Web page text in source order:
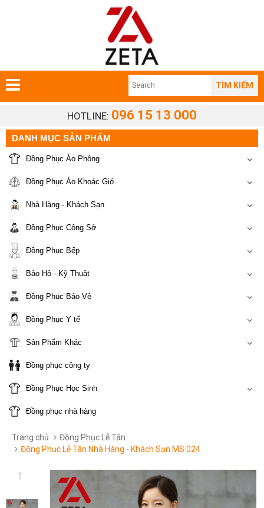
TÌM KIẾM
HOTLINE: 096 15 13 000
DANH MỤC SẢN PHẨM
Đồng Phục Áo Phông
Đồng Phục Áo Khoác Gió
Nhà Hàng - Khách Sạn
Đồng Phục Công Sở
Đồng Phục Bếp
Bảo Hộ - Kỹ Thuật
Đồng Phục Bảo Vệ
Đồng Phục Y tế
Sản Phẩm Khác
Đồng phục công ty
Đồng Phục Học Sinh
Đồng phục nhà hàng
Trang chủ
Đồng Phục Lễ Tân
Đồng Phục Lễ Tân Nhà Hàng - Khách Sạn MS 024